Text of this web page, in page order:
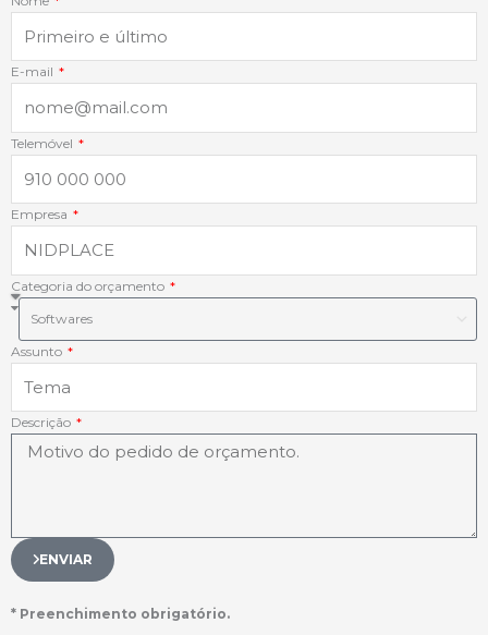
o
k
-
f
i
n
-
i
n
r
a
m
p
p
E-mail
Telemóvel
Empresa
Categoria do orçamento
Assunto
Descrição
ENVIAR
* Preenchimento obrigatório.